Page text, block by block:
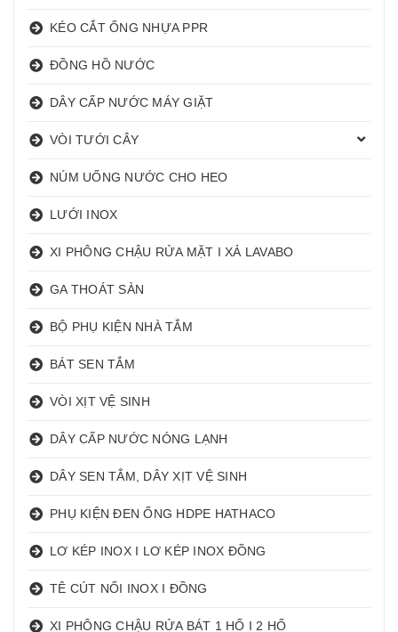
KÉO CẮT ỐNG NHỰA PPR
ĐỒNG HỒ NƯỚC
DÂY CẤP NƯỚC MÁY GIẶT
VÒI TƯỚI CÂY
NÚM UỐNG NƯỚC CHO HEO
LƯỚI INOX
XI PHÔNG CHẬU RỬA MẶT I XẢ LAVABO
GA THOÁT SÀN
BỘ PHỤ KIỆN NHÀ TẮM
BÁT SEN TẮM
VÒI XỊT VỆ SINH
DÂY CẤP NƯỚC NÓNG LẠNH
DÂY SEN TẮM, DÂY XỊT VỆ SINH
PHỤ KIỆN ĐEN ỐNG HDPE HATHACO
LƠ KÉP INOX I LƠ KÉP INOX ĐỒNG
TÊ CÚT NỐI INOX I ĐỒNG
XI PHÔNG CHẬU RỬA BÁT 1 HỐ I 2 HỐ